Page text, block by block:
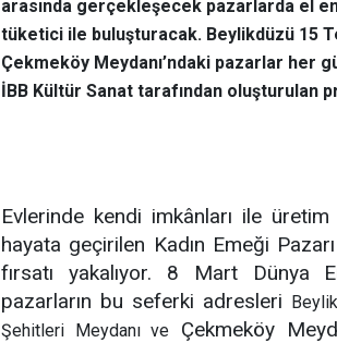
arasında gerçekleşecek pazarlarda el
tüketici ile buluşturacak. Beylikdüzü 15
Çekmeköy Meydanı’ndaki pazarlar her
İBB Kültür Sanat tarafından
Evlerinde kendi imkânları ile
hayata geçirilen Kadın Emeği
fırsatı yakalıyor. 8 Mart Dünya
pazarların bu seferki adresleri
Şehitleri Meydanı ve
Çekmeköy